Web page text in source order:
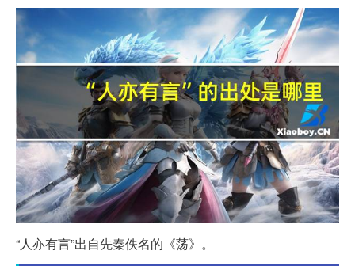
“人亦有言”出自先秦佚名的《荡》。